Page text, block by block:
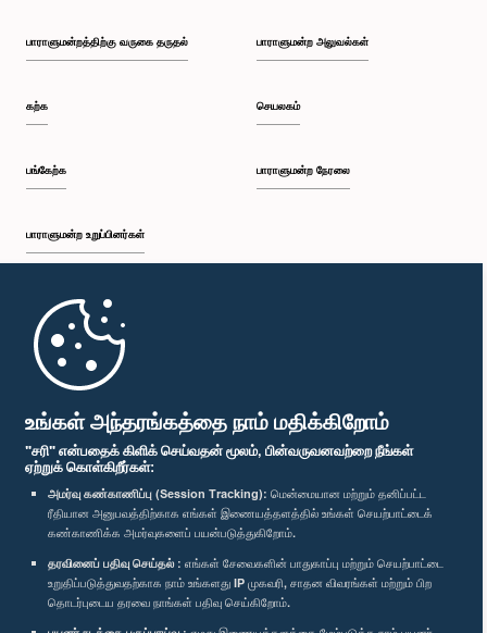
உங்கள் அந்தரங்கத்தை நாம் மதிக்கிறோம்
"சரி" என்பதைக் கிளிக் செய்வதன் மூலம், பின்வருவனவற்றை நீங்கள்
ஏற்றுக் கொள்கிறீர்கள்:
அமர்வு கண்காணிப்பு (Session Tracking): மென்மையான மற்றும் தனிப்பட்ட
ரீதியான அனுபவத்திற்காக எங்கள் இணையத்தளத்தில் உங்கள் செயற்பாட்டைக்
கண்காணிக்க அமர்வுகளைப் பயன்படுத்துகிறோம்.
தரவினைப் பதிவு செய்தல் : எங்கள் சேவைகளின் பாதுகாப்பு மற்றும் செயற்பாட்டை
உறுதிப்படுத்துவதற்காக நாம் உங்களது IP முகவரி, சாதன விவரங்கள் மற்றும் பிற
தொடர்புடைய தரவை நாங்கள் பதிவு செய்கிறோம்.
பாராளுமன்றத்திற்கு வருகை தருதல்
கற்க
பங்கேற்க
பாராளுமன்ற உறுப்பினர்கள்
முதற்பக்கம்
பாராளுமன்ற அலுவல்கள்
செயலகம்
பாராளுமன்ற நேரலை
பாராளுமன்ற கையடக்க செயலி
எம்மை பின்தொடர்க :
விருதுகள்